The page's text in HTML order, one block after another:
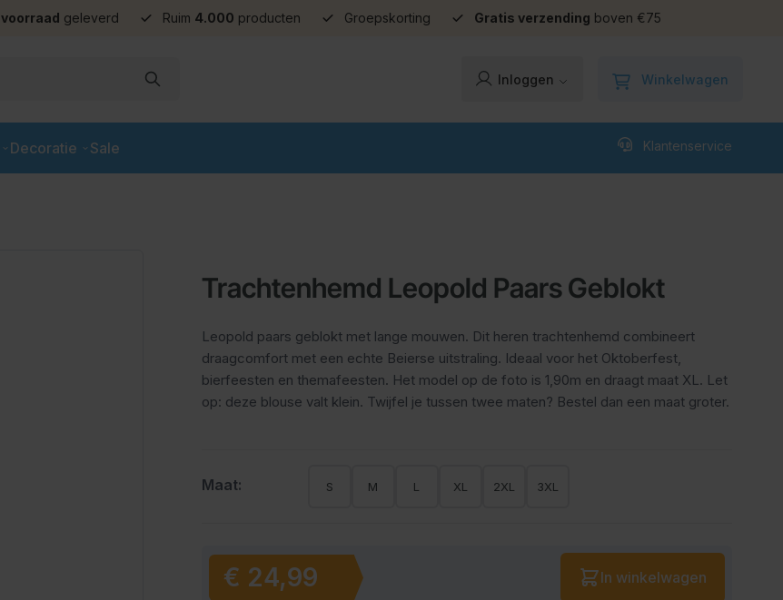
voorraad geleverd Ruim 4.000 producten Groepskorting Gratis verzending boven €75
Inloggen Winkelwagen
Decoratie Sale Klantenservice
Trachtenhemd Leopold Paars Geblokt
Leopold paars geblokt met lange mouwen. Dit heren trachtenhemd combineert
draagcomfort met een echte Beierse uitstraling. Ideaal voor het Oktoberfest,
bierfeesten en themafeesten. Het model op de foto is 1,90m en draagt maat XL. Let
op: deze blouse valt klein. Twijfel je tussen twee maten? Bestel dan een maat groter.
Maat: S M L XL 2XL 3XL
Vanaf:
€ 24,99
Aantal
In winkelwagen